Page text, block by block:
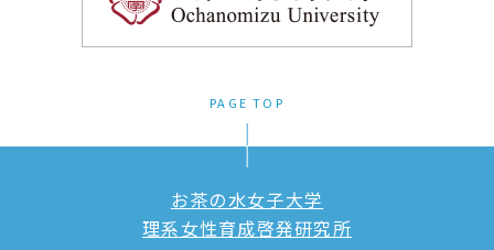
PAGE TOP
お茶の水女子大学
理系女性育成啓発研究所